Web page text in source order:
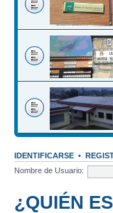
IDENTIFICARSE •
Nombre de Usuario:
¿QUIÉN